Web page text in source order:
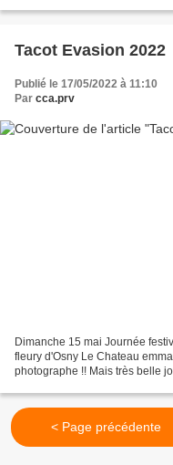
Tacot Evasion 2022
Publié le 17/05/2022 à 11:10
Par cca.prv
Dimanche 15 mai Journée
fleury d'Osny Le Chateau
photographe !! Mais très belle
< Page précédente